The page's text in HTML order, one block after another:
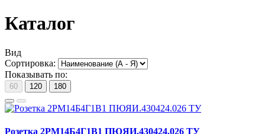
Каталог
Вид
Сортировка:
Показывать по:
60 120 180
Розетка 2РМ14Б4Г1В1 ПЮЯИ.430424.026 ТУ